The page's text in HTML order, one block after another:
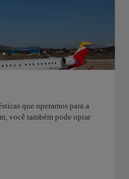
que operamos para a
você também pode optar